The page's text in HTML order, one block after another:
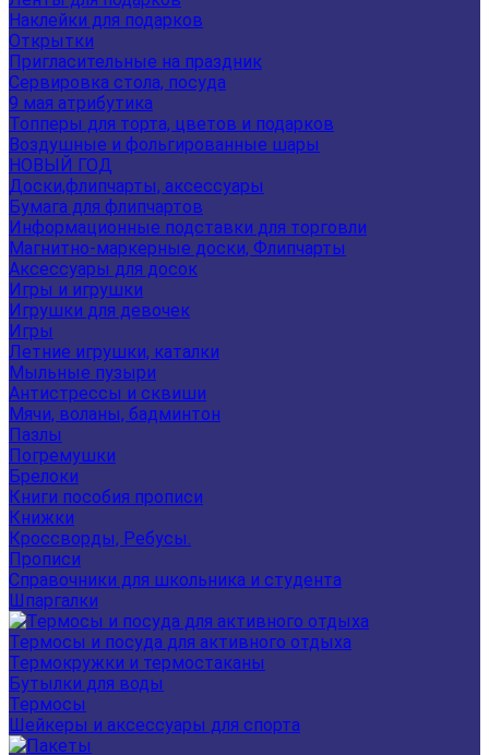
Наклейки для подарков
Открытки
Пригласительные на праздник
Сервировка стола, посуда
9 мая атрибутика
Топперы для торта, цветов и подарков
Воздушные и фольгированные шары
НОВЫЙ ГОД
Доски,флипчарты, аксессуары
Бумага для флипчартов
Информационные подставки для торговли
Магнитно-маркерные доски, Флипчарты
Аксессуары для досок
Игры и игрушки
Игрушки для девочек
Игры
Летние игрушки, каталки
Мыльные пузыри
Антистрессы и сквиши
Мячи, воланы, бадминтон
Пазлы
Погремушки
Брелоки
Книги пособия прописи
Книжки
Кроссворды, Ребусы.
Прописи
Справочники для школьника и студента
Шпаргалки
Термосы и посуда для активного отдыха
Термокружки и термостаканы
Бутылки для воды
Термосы
Шейкеры и аксессуары для спорта